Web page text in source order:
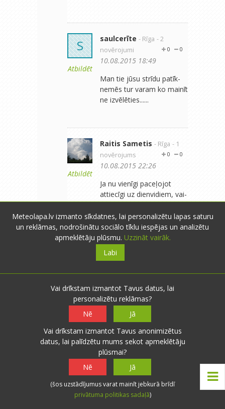
S
Atbildēt
saulcerīte - Rīga - 2
novērojumi
0
0
10.08.2015 18:49
Man tie jūsu strīdu patīk-
nemēs tur varam ko mainīt
ne izvēlēties......
Atbildēt
Raitis Sametis - Rīga - 1
novērojums
0
0
10.08.2015 22:26
Ja nu vienīgi paceļojot
attiecīgi uz dienvidiem, vai-
taisni otrādi- uz ziemeļiem.
Līdzīgi kā daudziem
amerikāņiem, arī Ilmāram
Dzenim (slavenajam
dziesminiekam) ir viena
māja Floridā un otra kaut
lightning - Līvāni
novērojumi
0
0
10.08.2015 23:39
Man enerģija pazūd
rudens otrajā pusē, ja
iestājas ilgstošs slapjš un
tumšs laiks ar lielu
Meteolapa.lv izmanto sīkdatnes, lai personalizētu lapas saturu
un reklāmas, nodrošinātu sociālo tīklu iespējas un analizētu
apmeklētāju plūsmu. Uzzināt vairāk.
Labi
Vai drīkstam izmantot Tavus datus, lai
personalizētu reklāmas?
Nē
Jā
Vai drīkstam izmantot Tavus anonimizētus
datus, lai palīdzētu mums sekot apmeklētāju
plūsmai?
Nē
Jā
(šos uzstādījumus varat mainīt jebkurā brīdī
privātuma politikas sadaļā)